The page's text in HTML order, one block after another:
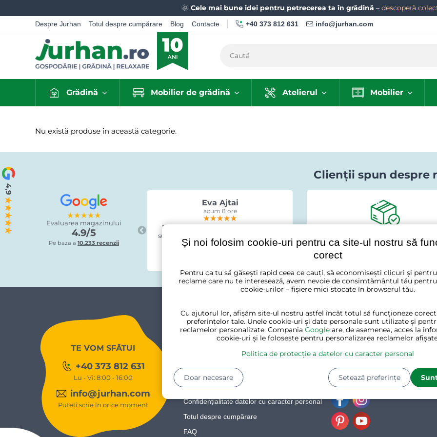
🌞 Cele mai bune idei pentru petrecerea ta în grădină – descoperă
Despre Jurhan Totul despre cumpărare Blog Contacte +40 373 812 631 info@jurhan.com
Grădină Mobilier de grădină Atelierul Mobilier
Nu există produse în această categorie.
★★★★★
Evaluarea magazinului
4.9/5
Pe baza a 10.233 recenzii
Clienții spun despre
Eva Ajtai
acum 8 ore
★★★★★
★★★★★
★★★★★
"Comanda, livrare ok. Lada pare cam
subțire in pereti, dar dupa asamblare e
stabila. Asamblare usoara. In sfarsit
Romi Lazuran
acum 15 ore
★★★★★
★★★★★
★★★★★
"Recomand cu încredere, am fost
Știați că din depozitele noastre
zilnic 560de comenzi?
TE VOM SFĂTUI
+40 373 812 631
Lu - Vi: 8:00 - 16:00
info@jurhan.com
Puteți scrie în orice moment
PENTRU CLIENȚI
Expediere și plată
Reclamație de bunuri
Condiții de afaceri
Confidențialitate datelor cu caracter personal
Totul despre cumpărare
FAQ
DESPRE JURHAN
Despre Jurhan
Contact
Blog
FacebookInstagram
Și noi folosim cookie-uri pentru ca site-ul nostru să
corect
Pentru ca tu să găsești rapid ceea ce cauți, să economisești clicuri și
reclame care nu te interesează, avem nevoie de consimțământul tău
cookie-urilor – fișiere mici stocate în browserul tău.
Cu ajutorul lor, afișăm site-ul nostru astfel încât totul să funcționeze
preferințelor tale. Unele cookie-uri și date personale sunt utilizate și
reclamelor personalizate. Compania Google are, de asemenea, acces la
cookie-uri și le folosește pentru personalizarea reclamelor
Politica de protecție a datelor cu caracter personal
Setează preferințe
Doar necesare